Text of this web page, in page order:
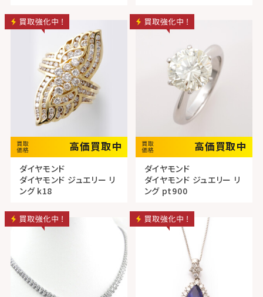
高価買取中
ダイヤモンド
ダイヤモンド ジュエリー リ
ング k18
高価買取中
ダイヤモンド
ダイヤモンド ジュエリー リ
ング pt900